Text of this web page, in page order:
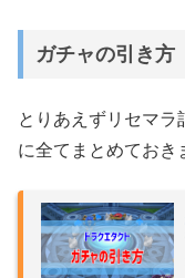
ガチャの引き方
とりあえずリセマラ
に全てまとめておき